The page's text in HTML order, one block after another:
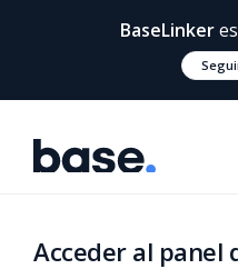
BaseLinker
Acceder al panel